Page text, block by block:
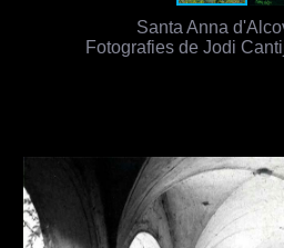
Santa Anna
Fotografies de Jodi